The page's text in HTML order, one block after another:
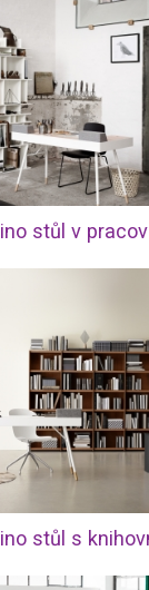
stůl v
stůl s